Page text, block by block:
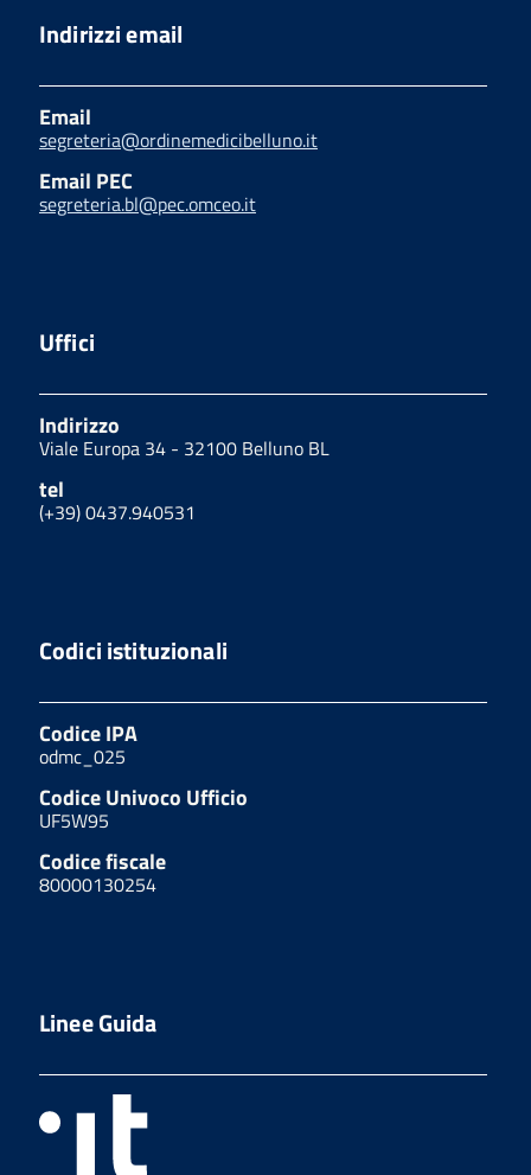
Indirizzi email
Email
segreteria@ordinemedicibelluno.it
Email PEC
segreteria.bl@pec.omceo.it
Uffici
Indirizzo
Viale Europa 34 - 32100 Belluno BL
tel
(+39) 0437.940531
Codici istituzionali
Codice IPA
odmc_025
Codice Univoco Ufficio
UF5W95
Codice fiscale
80000130254
Linee Guida